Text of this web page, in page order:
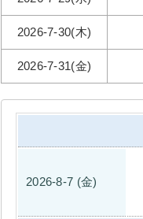
2026-7-30(木)
2026-7-31(金)
2026-8-7 (金)